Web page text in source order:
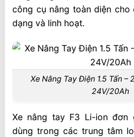
Giá xe nâng tay điện F3
1500 kg
Video xe nâng tay điện F
Liên hệ mua sản phẩm
công cụ nâng toàn diện cho
dạng và linh hoạt.
Xe Nâng Tay Điện 1.5 Tấn –
24V/20Ah
Xe nâng tay F3 Li-ion đơn
dùng trong các trung tâm